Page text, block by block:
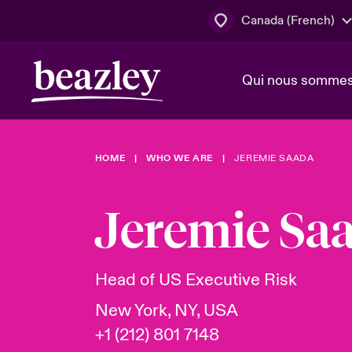
Canada (French)
Qui nous
Qui nous sommes
Conseil
Bonjour
Beazley.
Pleins feux
en 2024
Espace assurés
Client Cyber
HOME WHO WE ARE JEREMIE SAADA
Jeremie
Head of US Executive Risk
New York, NY, USA
+1 (212) 801 7148